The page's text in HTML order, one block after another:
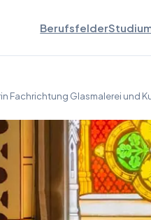
Berufsfelder
Fachrichtung Glasmalerei und